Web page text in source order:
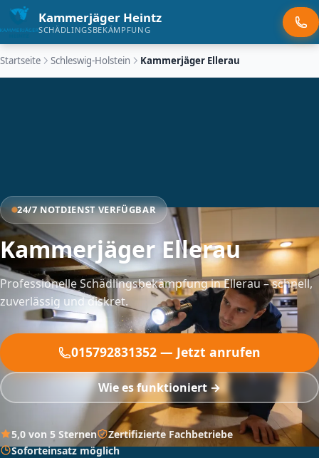
Kammerjäger Heintz
SCHÄDLINGSBEKÄMPFUNG
Startseite Schleswig-Holstein Kammerjäger Ellerau
24/7 NOTDIENST VERFÜGBAR
Kammerjäger Ellerau
Professionelle Schädlingsbekämpfung in Ellerau – schnell,
zuverlässig und diskret.
015792831352 — Jetzt anrufen
Wie es funktioniert →
5,0 von 5 Sternen
Zertifizierte Fachbetriebe
Soforteinsatz möglich